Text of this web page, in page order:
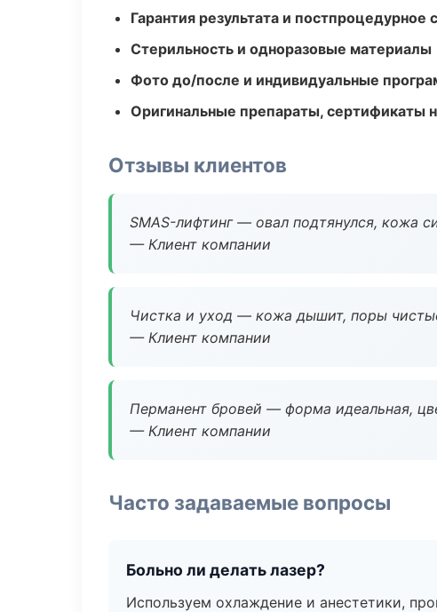
Гарантия результата и
Стерильность и одноразовые материалы
Фото до/после и индивидуальные
Оригинальные препараты, сертификаты
Отзывы клиентов
SMAS-лифтинг — овал подтянулся, кожа
— Клиент компании
Чистка и уход — кожа дышит, поры
— Клиент компании
Перманент бровей — форма идеальная,
— Клиент компании
Часто задаваемые вопросы
Больно ли делать лазер?
Используем охлаждение и анестетики,